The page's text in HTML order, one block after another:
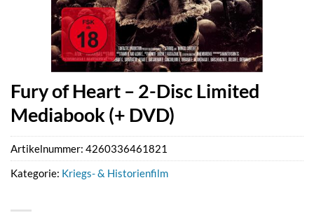
Fury of Heart – 2-Disc Limited
Mediabook (+ DVD)
Artikelnummer: 4260336461821
Kategorie: Kriegs- & Historienfilm